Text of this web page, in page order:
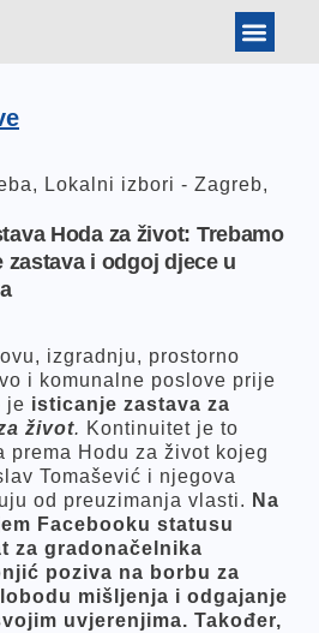
, Lokalni izbori - Zagreb,
Hoda za život: Trebamo
i odgoj djece u
izgradnju, prostorno
i komunalne poslove prije
je isticanje zastava za
život. Kontinuitet je to
prema Hodu za život kojeg
Tomašević i njegova
od preuzimanja vlasti. Na
Facebooku statusu
za gradonačelnika
poziva na borbu za
mišljenja i odgajanje
uvjerenjima. Također,